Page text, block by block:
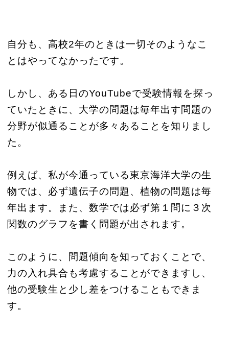
自分も、高校2年のときは一切そのようなこ
とはやってなかったです。
しかし、ある日のYouTubeで受験情報を探っ
ていたときに、大学の問題は毎年出す問題の
分野が似通ることが多々あることを知りまし
た。
例えば、私が今通っている東京海洋大学の生
物では、必ず遺伝子の問題、植物の問題は毎
年出ます。また、数学では必ず第１問に３次
関数のグラフを書く問題が出されます。
このように、問題傾向を知っておくことで、
力の入れ具合も考慮することができますし、
他の受験生と少し差をつけることもできま
す。